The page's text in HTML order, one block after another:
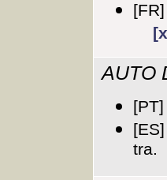
[FR]
AUTO
[PT]
[ES]
tra.